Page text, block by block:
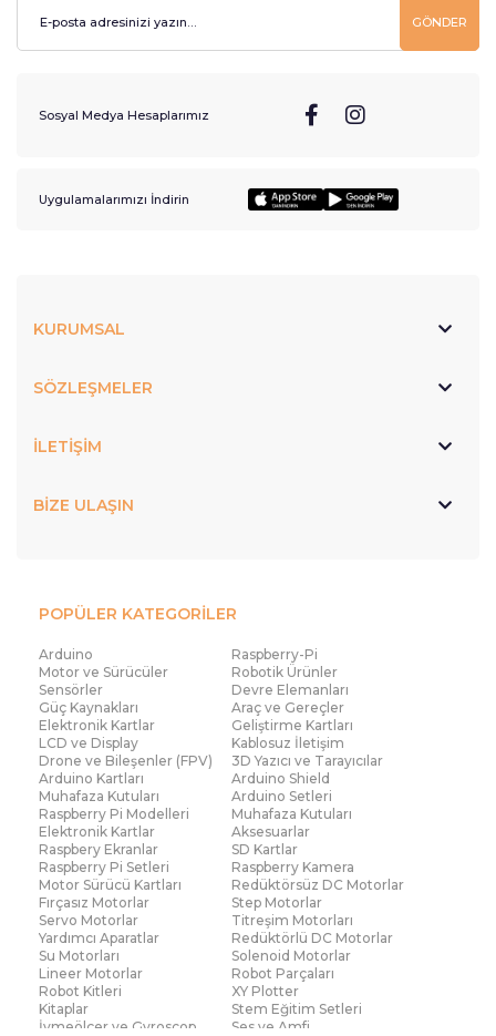
GÖNDER
Sosyal Medya Hesaplarımız
Uygulamalarımızı İndirin
KURUMSAL
SÖZLEŞMELER
İLETİŞİM
BİZE ULAŞIN
POPÜLER KATEGORİLER
Arduino
Raspberry-Pi
Motor ve Sürücüler
Robotik Ürünler
Sensörler
Devre Elemanları
Güç Kaynakları
Araç ve Gereçler
Elektronik Kartlar
Geliştirme Kartları
LCD ve Display
Kablosuz İletişim
Drone ve Bileşenler (FPV)
3D Yazıcı ve Tarayıcılar
Arduino Kartları
Arduino Shield
Muhafaza Kutuları
Arduino Setleri
Raspberry Pi Modelleri
Muhafaza Kutuları
Elektronik Kartlar
Aksesuarlar
Raspbery Ekranlar
SD Kartlar
Raspberry Pi Setleri
Raspberry Kamera
Motor Sürücü Kartları
Redüktörsüz DC Motorlar
Fırçasız Motorlar
Step Motorlar
Servo Motorlar
Titreşim Motorları
Yardımcı Aparatlar
Redüktörlü DC Motorlar
Su Motorları
Solenoid Motorlar
Lineer Motorlar
Robot Parçaları
Robot Kitleri
XY Plotter
Kitaplar
Stem Eğitim Setleri
İvmeölçer ve Gyroscop
Ses ve Amfi